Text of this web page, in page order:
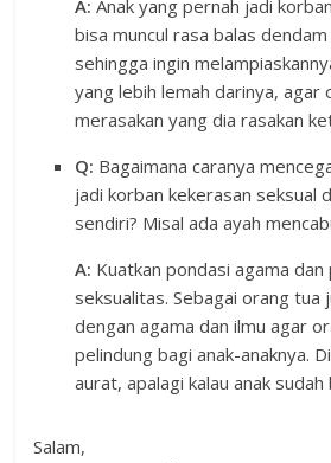
A: Anak yang pernah jadi
bisa muncul rasa balas
sehingga ingin
yang lebih lemah darinya, agar
merasakan yang dia rasakan
Q: Bagaimana caranya
jadi korban kekerasan seksual
sendiri? Misal ada ayah
A: Kuatkan pondasi agama dan
seksualitas. Sebagai orang tua
dengan agama dan ilmu agar
pelindung bagi anak-anaknya.
aurat, apalagi kalau anak sudah
Salam,